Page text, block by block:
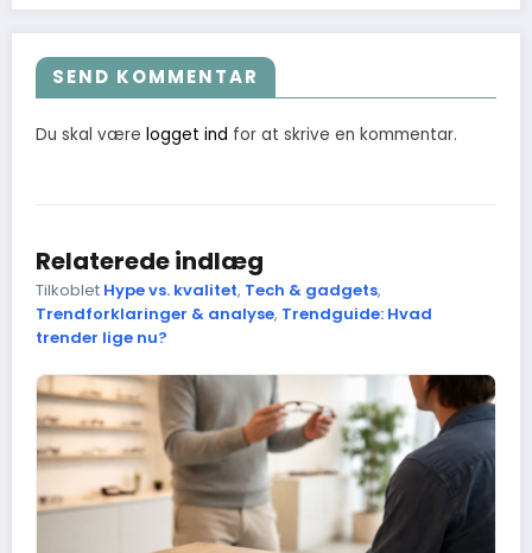
SEND KOMMENTAR
Du skal være logget ind for at skrive en kommentar.
Relaterede indlæg
Tilkoblet Hype vs. kvalitet, Tech & gadgets,
Trendforklaringer & analyse, Trendguide: Hvad
trender lige nu?